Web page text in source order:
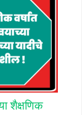
शैक्षणिक